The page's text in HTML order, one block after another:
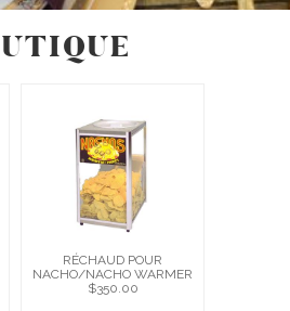
RÉCHAUD POUR
NACHO/NACHO WARMER
$350.00